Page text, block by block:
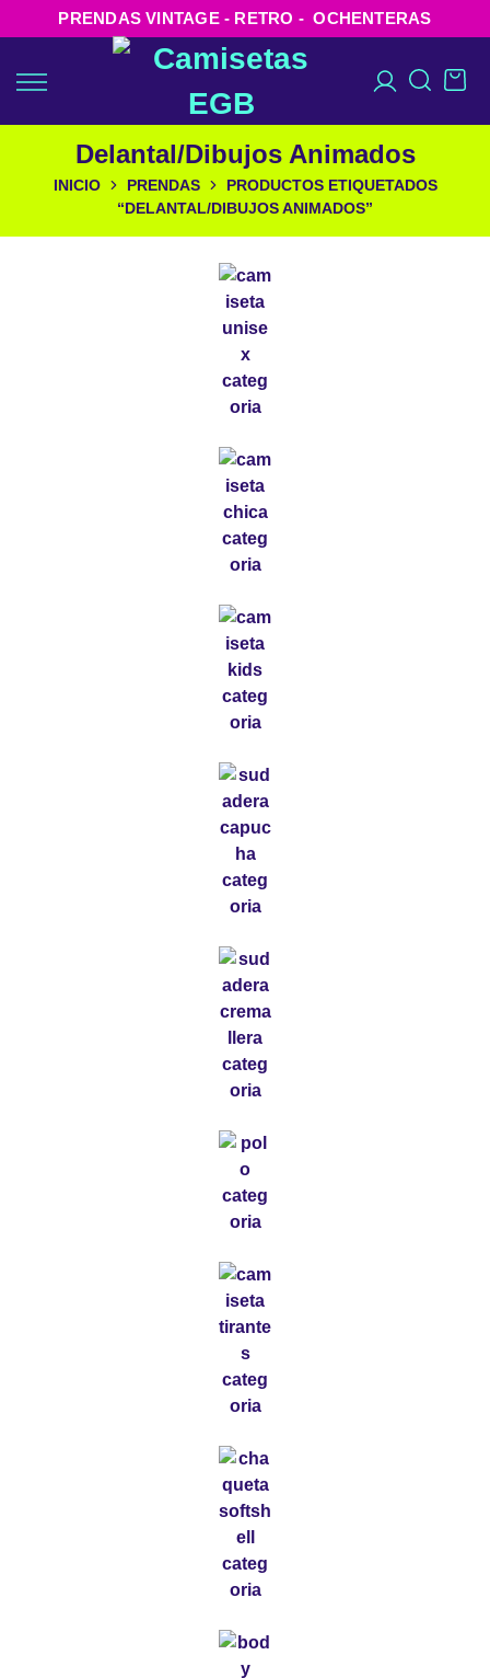
PRENDAS VINTAGE - RETRO - OCHENTERAS
INICIO PRENDAS
PRODUCTOS ETIQUETADOS
“DELANTAL/DIBUJOS ANIMADOS”
Delantal/Dibujos Animados